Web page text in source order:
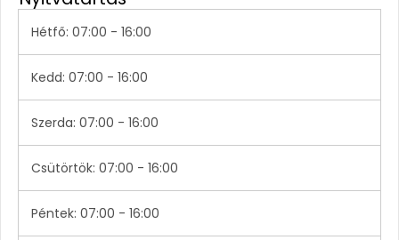
Hétfő: 07:00 - 16:00
Kedd: 07:00 - 16:00
Szerda: 07:00 - 16:00
Csütörtök: 07:00 - 16:00
Péntek: 07:00 - 16:00